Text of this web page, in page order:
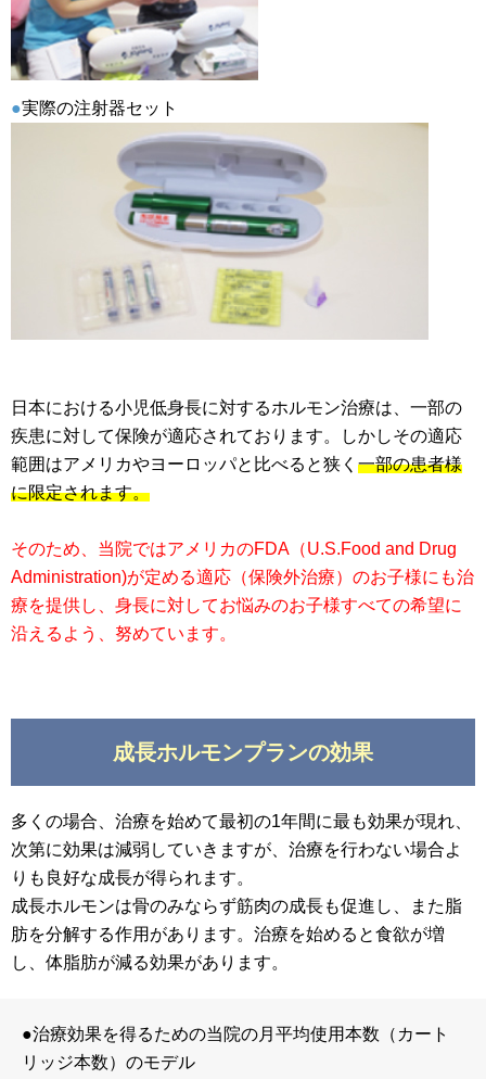
●実際の注射器セット
日本における小児低身長に対するホルモン治療は、一部の
疾患に対して保険が適応されております。しかしその適応
範囲はアメリカやヨーロッパと比べると狭く 一部の患者様
に限定されます。
そのため、当院ではアメリカのFDA（U.S.Food and Drug
Administration)が定める適応（保険外治療）のお子様にも治
療を提供し、身長に対してお悩みのお子様すべての希望に
沿えるよう、努めています。
成長ホルモンプランの効果
多くの場合、治療を始めて最初の1年間に最も効果が現れ、
次第に効果は減弱していきますが、治療を行わない場合よ
りも良好な成長が得られます。
成長ホルモンは骨のみならず筋肉の成長も促進し、また脂
肪を分解する作用があります。治療を始めると食欲が増
し、体脂肪が減る効果があります。
●治療効果を得るための当院の月平均使用本数（カート
リッジ本数）のモデル